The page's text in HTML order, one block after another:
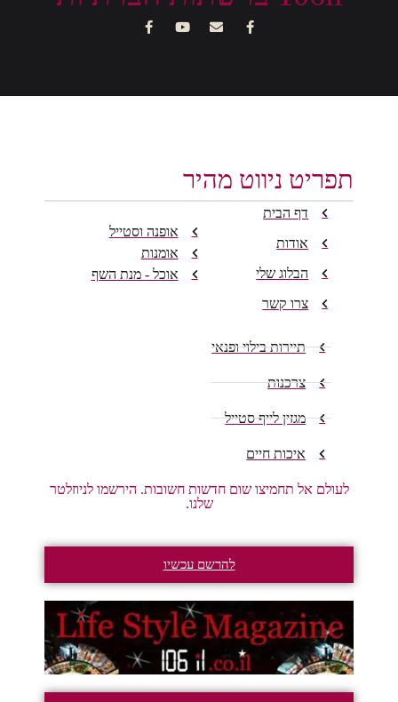
תפריט ניווט מהיר
דף הבית
אודות
הבלוג שלי
צרו קשר
אופנה וסטייל
אומנות
אוכל - מנת השף
תיירות בילוי ופנאי
צרכנות
מגזין לייף סטייל
איכות חיים
לעולם אל תחמיצו שום חדשות חשובות. הירשמו לניוזלטר
שלנו.
להרשם עכשיו